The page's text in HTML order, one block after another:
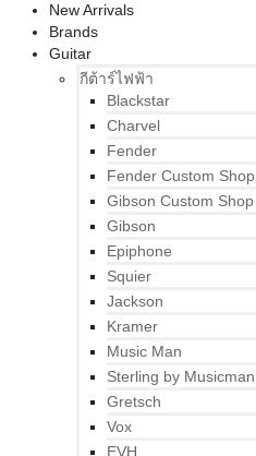
New Arrivals
Brands
Guitar
กีต้าร์ไฟฟ้า
Blackstar
Charvel
Fender
Fender Custom Shop
Gibson Custom Shop
Gibson
Epiphone
Squier
Jackson
Kramer
Music Man
Sterling by Musicman
Gretsch
Vox
EVH